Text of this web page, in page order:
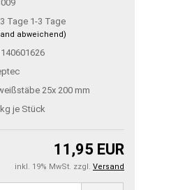
1-3 Tage
abweichend)
25x 200 mm
kg je Stück
11,95 EUR
inkl. 19% MwSt. zzgl. Versand